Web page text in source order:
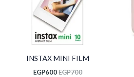
INSTAX MINI FILM
EGP700
EGP600